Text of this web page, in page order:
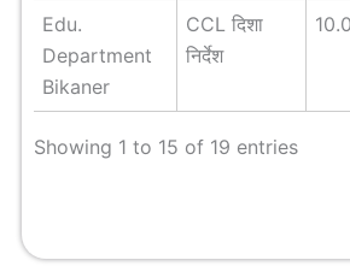
Edu.
Department
Bikaner
CCL दिशा
निर्देश
Showing 1 to 15 of 19 entries